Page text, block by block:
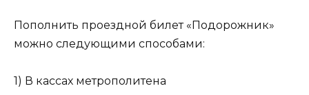
Пополнить проездной билет «Подорожник»
можно следующими способами:
1) В кассах метрополитена